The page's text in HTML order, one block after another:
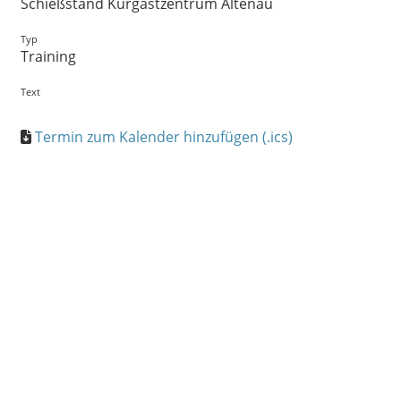
Typ
Training
Text
Termin zum Kalender hinzufügen (.ics)